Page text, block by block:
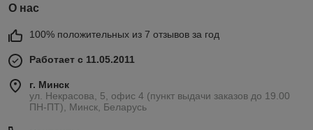
О нас
100% положительных из 7 отзывов за год
Работает с 11.05.2011
г. Минск
ул. Некрасова, 5, офис 4 (пункт выдачи заказов до 19.00
ПН-ПТ), Минск, Беларусь